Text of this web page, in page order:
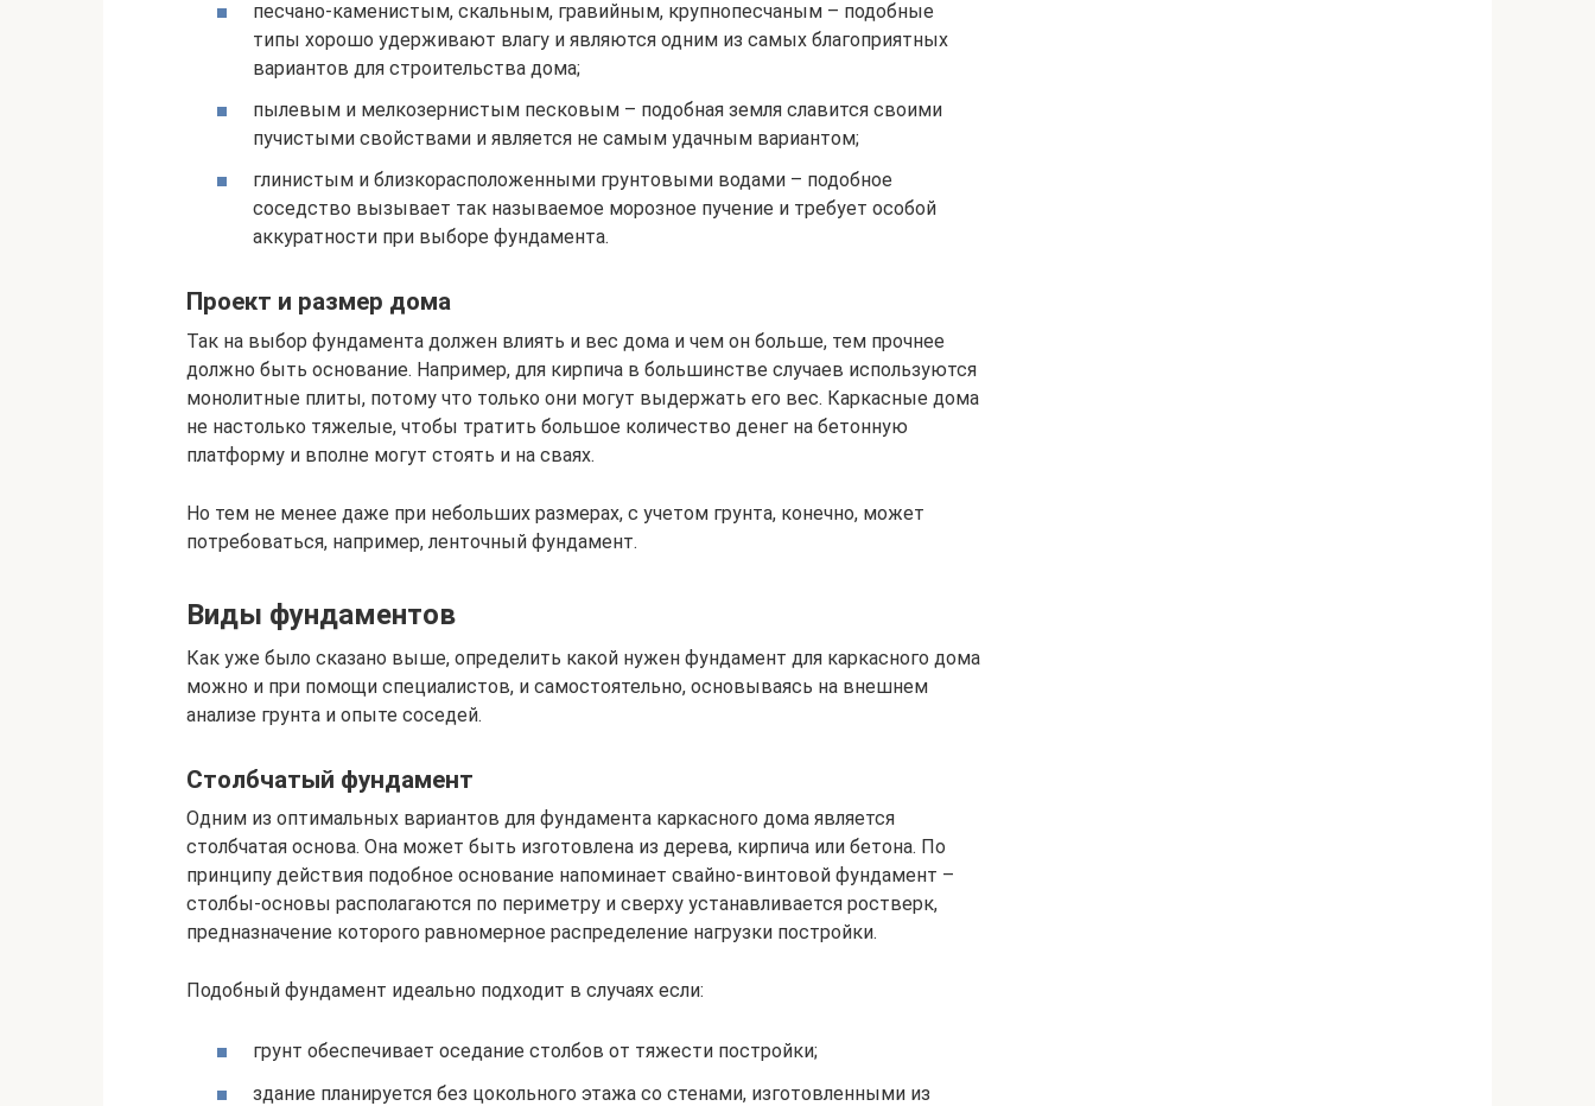
песчано-каменистым, скальным, гравийным, крупнопесчаным – подобные
типы хорошо удерживают влагу и являются одним из самых благоприятных
вариантов для строительства дома;
пылевым и мелкозернистым песковым – подобная земля славится своими
пучистыми свойствами и является не самым удачным вариантом;
глинистым и близкорасположенными грунтовыми водами – подобное
соседство вызывает так называемое морозное пучение и требует особой
аккуратности при выборе фундамента.
Проект и размер дома
Так на выбор фундамента должен влиять и вес дома и чем он больше, тем прочнее
должно быть основание. Например, для кирпича в большинстве случаев используются
монолитные плиты, потому что только они могут выдержать его вес. Каркасные дома
не настолько тяжелые, чтобы тратить большое количество денег на бетонную
платформу и вполне могут стоять и на сваях.
Но тем не менее даже при небольших размерах, с учетом грунта, конечно, может
потребоваться, например, ленточный фундамент.
Виды фундаментов
Как уже было сказано выше, определить какой нужен фундамент для каркасного дома
можно и при помощи специалистов, и самостоятельно, основываясь на внешнем
анализе грунта и опыте соседей.
Столбчатый фундамент
Одним из оптимальных вариантов для фундамента каркасного дома является
столбчатая основа. Она может быть изготовлена из дерева, кирпича или бетона. По
принципу действия подобное основание напоминает свайно-винтовой фундамент –
столбы-основы располагаются по периметру и сверху устанавливается ростверк,
предназначение которого равномерное распределение нагрузки постройки.
Подобный фундамент идеально подходит в случаях если:
грунт обеспечивает оседание столбов от тяжести постройки;
здание планируется без цокольного этажа со стенами, изготовленными из